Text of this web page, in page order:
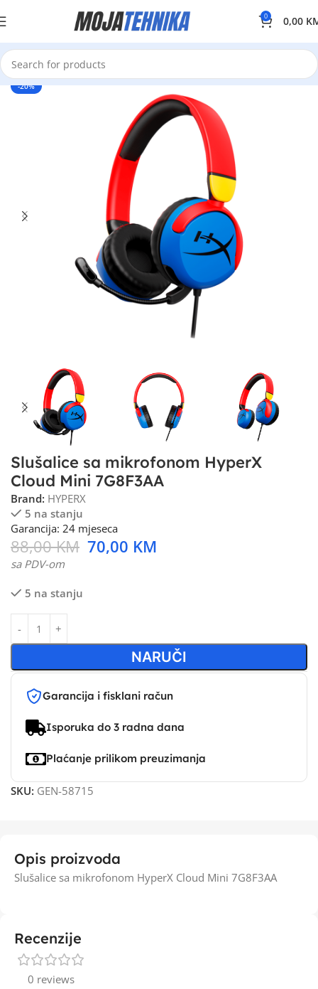
0 0,00
-20%
Slušalice sa mikrofonom HyperX
Cloud Mini 7G8F3AA
Brand: HYPERX
5 na stanju
Garancija: 24 mjeseca
88,00KM 70,00 KM
sa PDV-om
5 na stanju
NARUČI
Garancija i fisklani račun
Isporuka do 3 radna dana
Plaćanje prilikom preuzimanja
SKU: GEN-58715
Opis proizvoda
Slušalice sa mikrofonom HyperX Cloud Mini 7G8F3AA
Recenzije
0 reviews